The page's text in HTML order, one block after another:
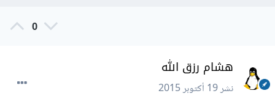
0
هشام رزق الله
نشر19 أكتوبر 2015